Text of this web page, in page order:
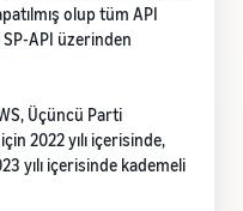
olup tüm API
API üzerinden
Üçüncü Parti
2022 yılı içerisinde,
yılı içerisinde kademeli